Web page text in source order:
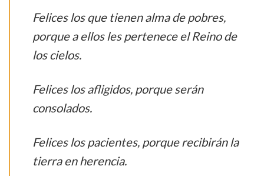
Felices los que tienen alma de pobres,
porque a ellos les pertenece el Reino de
los cielos.
Felices los afligidos, porque serán
consolados.
Felices los pacientes, porque recibirán la
tierra en herencia.